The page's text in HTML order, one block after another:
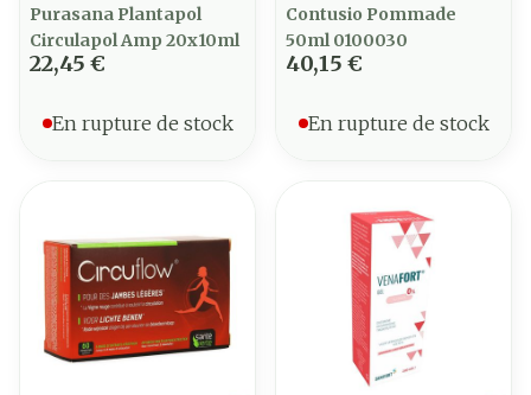
Purasana Plantapol
Circulapol Amp 20x10ml
22,45 €
En rupture de stock
Contusio Pommade
50ml 0100030
40,15 €
En rupture de stock